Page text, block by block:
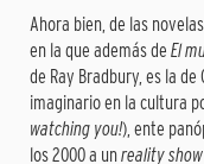
Ahora bien, de las
en la que además de El
de Ray Bradbury, es la
imaginario en la cultura
watching you!), ente
los 2000 a unreality show